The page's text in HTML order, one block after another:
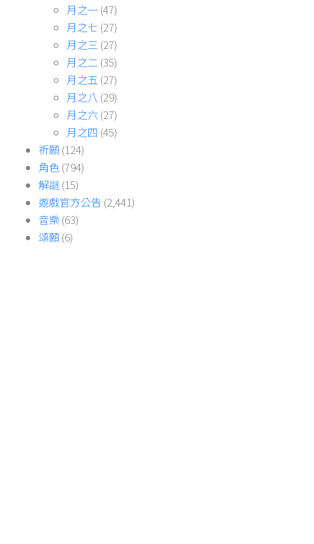
月之一(47)
月之七 (27)
月之三 (27)
月之二 (35)
月之五 (27)
月之八 (29)
月之六 (27)
月之四 (45)
祈願(124)
角色(794)
解謎(15)
遊戲官方公告 (2,441)
音樂 (63)
頌願(6)